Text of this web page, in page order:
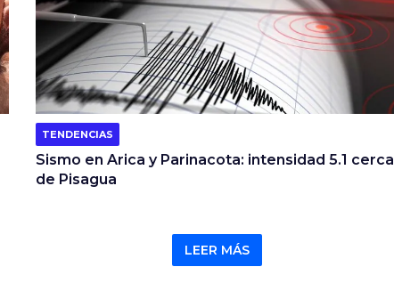
TENDENCIAS
Sismo en Arica y Parinacota: intensidad 5.1 cerca
de Pisagua
LEER MÁS